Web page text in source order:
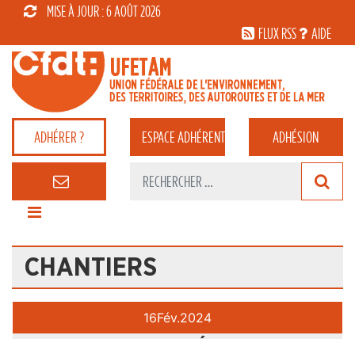
MISE À JOUR : 6 AOÛT 2026
FLUX RSS
AIDE
ADHÉRER ? ESPACEADHÉRENT ADHÉSION
CHANTIERS
16Fév.2024